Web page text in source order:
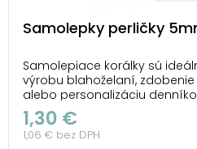
Samolepky perličky
Samolepiace korálky sú
výrobu blahoželaní,
alebo personalizáciu
ľahko aplikovať na papier,
povrchy - jednoducho ich
ich chcete mať. Vďaka svojej
1,30 €
1,06 € bez DPH